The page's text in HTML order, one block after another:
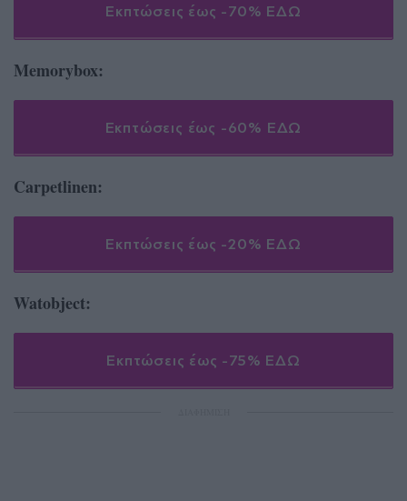
Εκπτώσεις έως -70% ΕΔΩ
Memorybox:
Εκπτώσεις έως -60% ΕΔΩ
Carpetlinen:
Εκπτώσεις έως -20% ΕΔΩ
Watobject:
Εκπτώσεις έως -75% ΕΔΩ